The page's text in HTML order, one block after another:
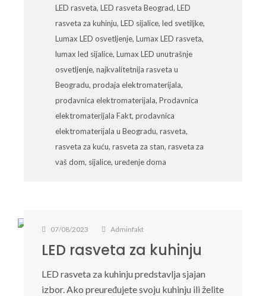
LED rasveta, LED rasveta Beograd, LED
rasveta za kuhinju, LED sijalice, led svetiljke,
Lumax LED osvetljenje, Lumax LED rasveta,
lumax led sijalice, Lumax LED unutrašnje
osvetljenje, najkvalitetnija rasveta u
Beogradu, prodaja elektromaterijala,
prodavnica elektromaterijala, Prodavnica
elektromaterijala Fakt, prodavnica
elektromaterijala u Beogradu, rasveta,
rasveta za kuću, rasveta za stan, rasveta za
vaš dom, sijalice, uređenje doma
07/08/2023 Adminfakt
LED rasveta za kuhinju
LED rasveta za kuhinju predstavlja sjajan
izbor. Ako preuređujete svoju kuhinju ili želite